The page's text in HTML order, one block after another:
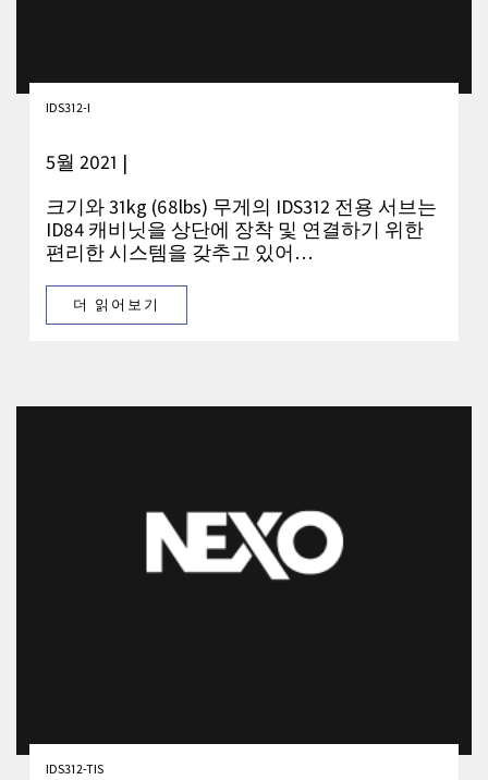
IDS312-I
5월 2021 |
크기와 31kg (68lbs) 무게의 IDS312 전용 서브는
ID84 캐비닛을 상단에 장착 및 연결하기 위한
편리한 시스템을 갖추고 있어…
더 읽어보기
IDS312-TIS